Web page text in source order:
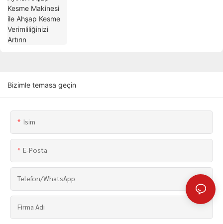
Bizimle temasa geçin
Isim
E-Posta
Telefon/WhatsApp
Firma Adı